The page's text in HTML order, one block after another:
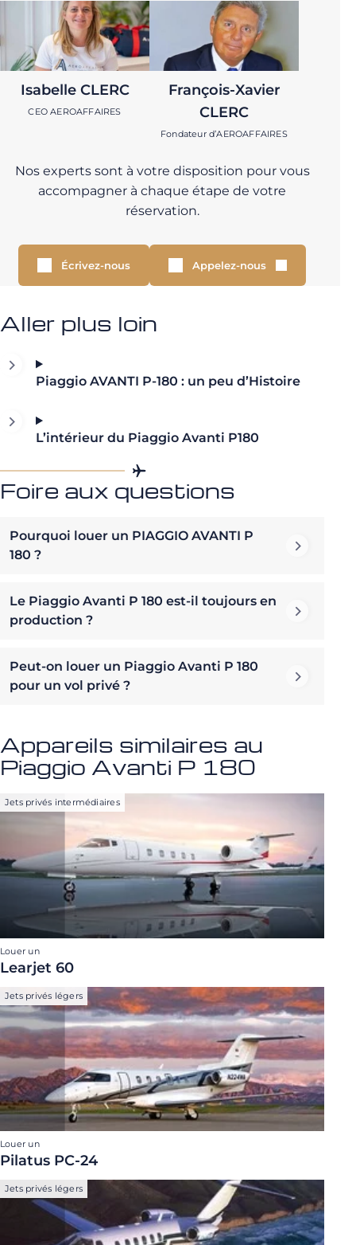
Isabelle CLERC
CEO AEROAFFAIRES
François-Xavier
CLERC
Fondateur d’AEROAFFAIRES
Nos experts sont à votre disposition pour vous
accompagner à chaque étape de votre
réservation.
Écrivez-nous Appelez-nous
Aller plus loin
Piaggio AVANTI P-180 : un peu d’Histoire
L’intérieur du Piaggio Avanti P180
Foire aux questions
Pourquoi louer un PIAGGIO AVANTI P
180 ?
Le Piaggio Avanti P 180 est-il toujours en
production ?
Peut-on louer un Piaggio Avanti P 180
pour un vol privé ?
Appareils similaires au
Piaggio Avanti P 180
Jets privés intermédiaires
Louer un
Learjet 60
Jets privés légers
Louer un
Pilatus PC-24
Jets privés légers